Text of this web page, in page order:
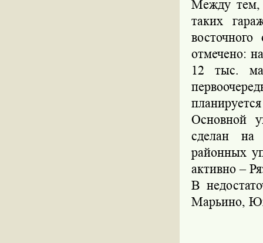
Между тем,
таких
отмечено:
12 тыс.
Основной
сделан на
районных
активно –
В
Марьино,